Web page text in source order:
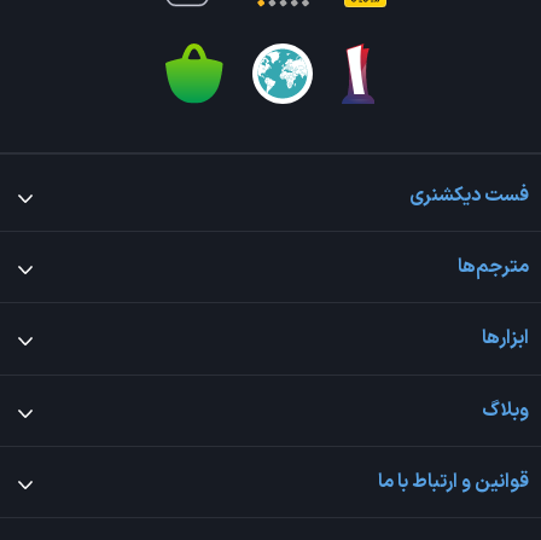
فست دیکشنری
مترجم‌ها
ابزارها
وبلاگ
قوانین و ارتباط با ما